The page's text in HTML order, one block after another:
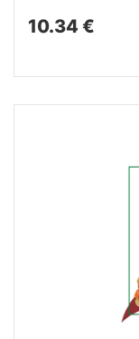
10.34 €